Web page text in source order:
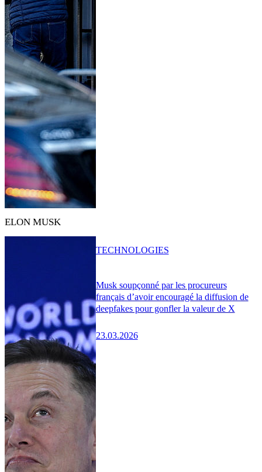
ELON MUSK
Musk soupçonné par les procureurs
français d’avoir encouragé la diffusion de
deepfakes pour gonfler la valeur de X
23.03.2026
TECHNOLOGIES